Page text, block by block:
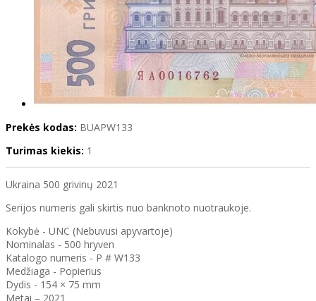
Prekės kodas: BUAPW133
Turimas kiekis: 1
Ukraina 500 grivinų 2021
Serijos numeris gali skirtis nuo banknoto nuotraukoje.
Kokybė - UNC (Nebuvusi apyvartoje)
Nominalas - 500 hryven
Katalogo numeris - P # W133
Medžiaga - Popierius
Dydis - 154 × 75 mm
Metai – 2021